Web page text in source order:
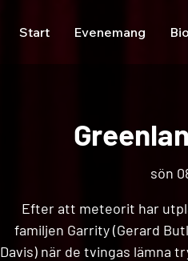
Start Evenemang
sön
Efter att meteorit har
familjen Garrity (Gerard
Davis) när de tvingas lämna